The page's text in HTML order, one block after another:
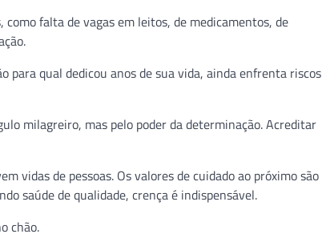
falta de vagas em leitos, de medicamentos, de
para qual dedicou anos de sua vida, ainda enfrenta riscos
milagreiro, mas pelo poder da determinação. Acreditar
vidas de pessoas. Os valores de cuidado ao próximo são
saúde de qualidade, crença é indispensável.
chão.